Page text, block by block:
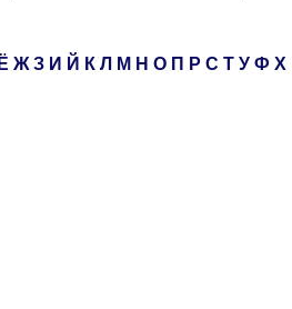
Ё Ж З И Й К Л М Н О П Р С Т У Ф Х